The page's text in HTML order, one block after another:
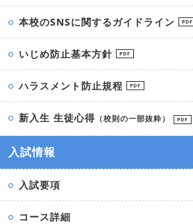
本校のSNSに関するガイドライン PDF
いじめ防止基本方針 PDF
ハラスメント防止規程 PDF
新入生 生徒心得 （校則の一部抜粋） PDF
入試情報
入試要項
コース詳細